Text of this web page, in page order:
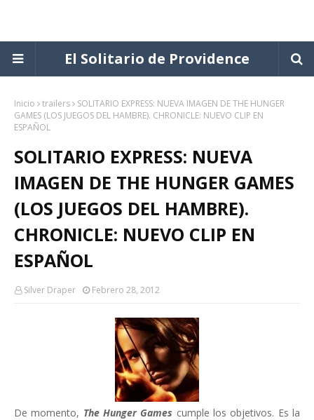
El Solitario de Providence
Inicio trailers
SOLITARIO EXPRESS: NUEVA IMAGEN DE THE HUNGER
GAMES (LOS JUEGOS DEL HAMBRE). CHRONICLE: NUEVO CLIP EN
ESPAÑOL
SOLITARIO EXPRESS: NUEVA
IMAGEN DE THE HUNGER GAMES
(LOS JUEGOS DEL HAMBRE).
CHRONICLE: NUEVO CLIP EN
ESPAÑOL
Silver Draper Febrero 28, 2012
De momento, The Hunger Games cumple los objetivos. Es la